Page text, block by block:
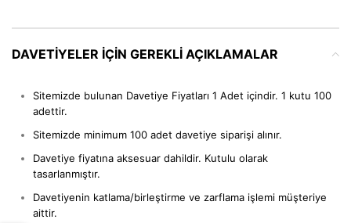
DAVETIYELER IÇIN GEREKLI AÇIKLAMALAR
Sitemizde bulunan Davetiye Fiyatları 1 Adet içindir. 1 kutu 100
adettir.
Sitemizde minimum 100 adet davetiye siparişi alınır.
Davetiye fiyatına aksesuar dahildir. Kutulu olarak
tasarlanmıştır.
Davetiyenin katlama/birleştirme ve zarflama işlemi müşteriye
aittir.